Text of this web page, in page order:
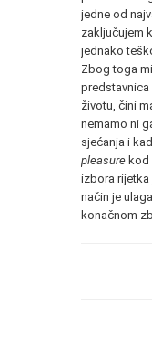
jedne od
zaključujem
jednako
Zbog toga
životu, čini
nemamo ni
sjećanja i
pleasure
izbora rijetka
način je
konačnom